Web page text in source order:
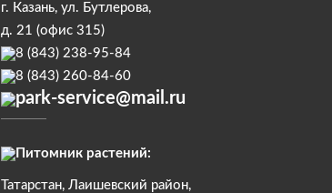
г. Казань, ул. Бутлерова,
д. 21 (офис 315)
8 (843) 238-95-84
8 (843) 260-84-60
park-service@mail.ru
Питомник растений:
Татарстан, Лаишевский район,